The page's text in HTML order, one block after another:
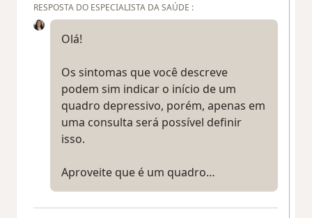
RESPOSTA DO ESPECIALISTA DA SAÚDE :
Olá!
Os sintomas que você descreve
podem sim indicar o início de um
quadro depressivo, porém, apenas em
uma consulta será possível definir
isso.
Aproveite que é um quadro…